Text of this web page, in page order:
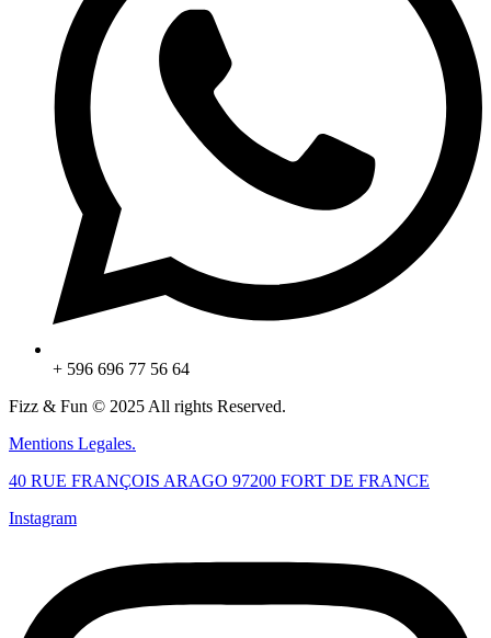
+ 596 696 77 56 64
Fizz & Fun © 2025 All rights Reserved.
Mentions Legales.
40 RUE FRANÇOIS ARAGO 97200 FORT DE FRANCE
Instagram